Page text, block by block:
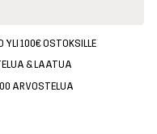
YLI 100€ OSTOKSILLE
& LAATUA
ARVOSTELUA